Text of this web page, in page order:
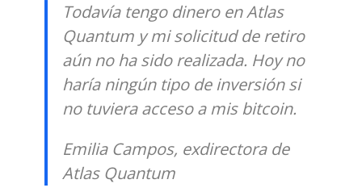
Todavía tengo dinero en Atlas
Quantum y mi solicitud de retiro
aún no ha sido realizada. Hoy no
haría ningún tipo de inversión si
no tuviera acceso a mis bitcoin.
Emilia Campos, exdirectora de
Atlas Quantum